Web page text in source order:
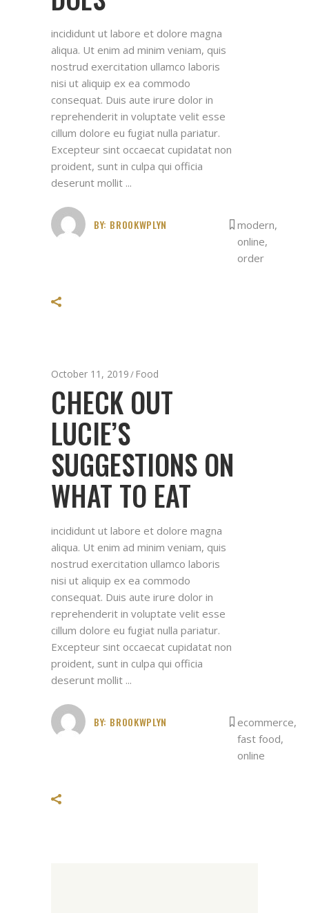
incididunt ut labore et dolore magna
aliqua. Ut enim ad minim veniam, quis
nostrud exercitation ullamco laboris
nisi ut aliquip ex ea commodo
consequat. Duis aute irure dolor in
reprehenderit in voluptate velit esse
cillum dolore eu fugiat nulla pariatur.
Excepteur sint occaecat cupidatat non
proident, sunt in culpa qui officia
deserunt mollit
BY: BROOKWPLYN modern,
online,
order
October 11, 2019 Food
CHECK OUT
LUCIE’S
SUGGESTIONS ON
WHAT TO EAT
incididunt ut labore et dolore magna
aliqua. Ut enim ad minim veniam, quis
nostrud exercitation ullamco laboris
nisi ut aliquip ex ea commodo
consequat. Duis aute irure dolor in
reprehenderit in voluptate velit esse
cillum dolore eu fugiat nulla pariatur.
Excepteur sint occaecat cupidatat non
proident, sunt in culpa qui officia
deserunt mollit
BY: BROOKWPLYN ecommerce,
fast food,
online